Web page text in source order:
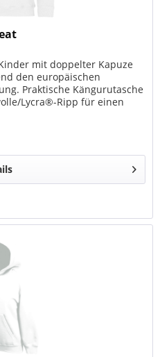
mit doppelter Kapuze
den europäischen
Praktische Kängurutasche
Lycra®-Ripp für einen